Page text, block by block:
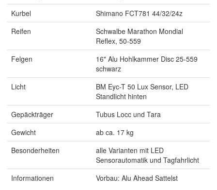
Kurbel
Shimano FCT781 44/32/24z
Reifen
Schwalbe Marathon Mondial
Reflex, 50-559
Felgen
16" Alu Hohlkammer Disc 25-559
schwarz
Licht
BM Eyc-T 50 Lux Sensor, LED
Standlicht hinten
Gepäckträger
Tubus Locc und Tara
Gewicht
ab ca. 17 kg
Besonderheiten
alle Varianten mit LED
Sensorautomatik und Tagfahrlicht
Informationen
Vorbau: Alu Ahead Sattelst